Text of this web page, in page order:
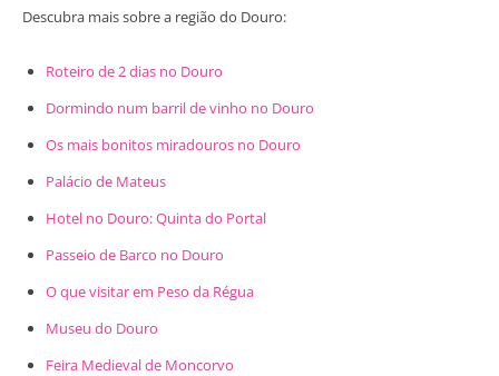
Descubra mais sobre a região do Douro:
Roteiro de 2 dias no Douro
Dormindo num barril de vinho no Douro
Os mais bonitos miradouros no Douro
Palácio de Mateus
Hotel no Douro: Quinta do Portal
Passeio de Barco no Douro
O que visitar em Peso da Régua
Museu do Douro
Feira Medieval de Moncorvo